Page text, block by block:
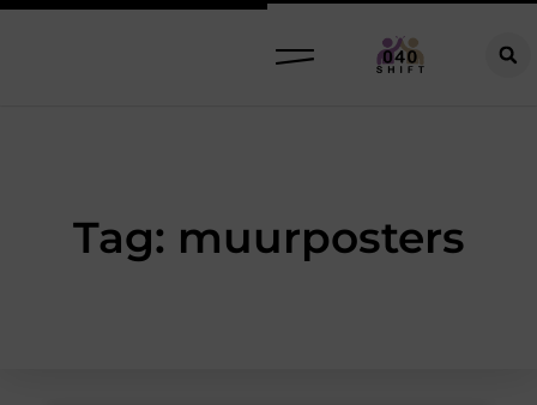
Tag: muurposters